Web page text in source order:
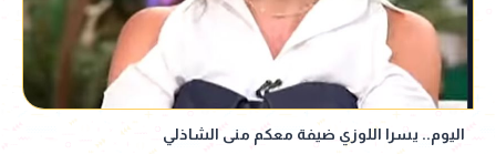
اليوم.. يسرا اللوزي ضيفة معكم منى الشاذلي